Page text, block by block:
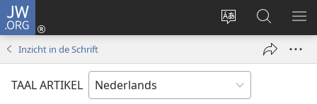
JW.ORG
Taal
wijzigen
Inloggen
(opent
Zoeken
op
JW.ORG
Inzicht in de Schrift
TAAL ARTIKEL